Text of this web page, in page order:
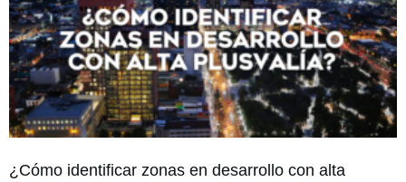
¿Cómo identificar zonas en desarrollo con alta